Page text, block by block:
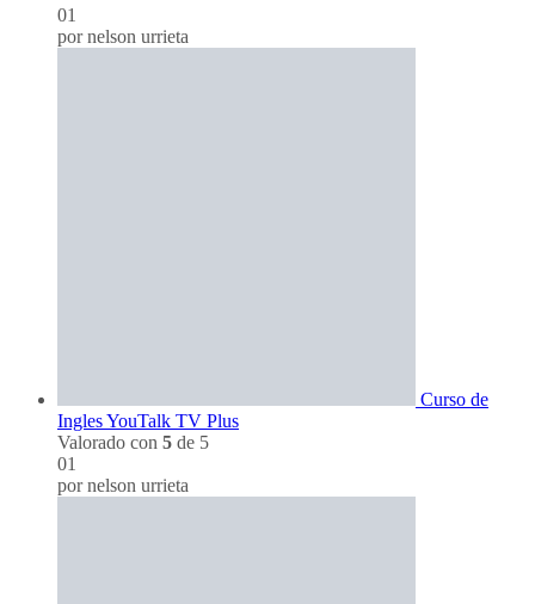
01
por nelson urrieta
Curso de
Ingles YouTalk TV Plus
Valorado con 5 de 5
01
por nelson urrieta